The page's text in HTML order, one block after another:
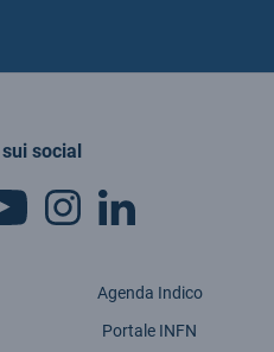
social
Agenda Indico
Portale INFN